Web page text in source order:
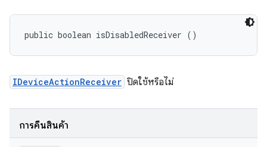
public boolean isDisabledReceiver ()
IDeviceActionReceiver ปิดใช้หรือไม่
การคืนสินค้า